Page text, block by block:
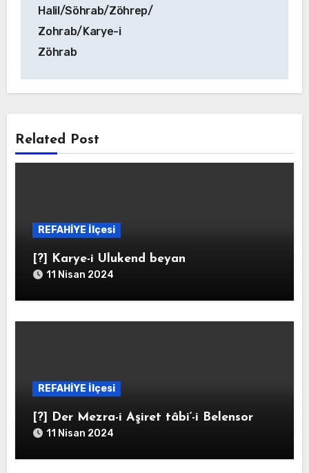
Halil/Söhrab/Zöhrep/
Zohrab/Karye-i
Zöhrab
Related Post
REFAHİYE İlçesi
[?] Karye-i Ulukend beyan
11 Nisan 2024
REFAHİYE İlçesi
[?] Der Mezra-i Aşiret tâbi‘-i Belensor
11 Nisan 2024